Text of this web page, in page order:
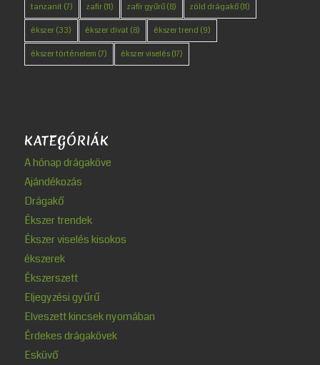
tanzanit (7) zafír(11) zafír gyűrű(8) zöld drágakő(11)
ékszer(33) ékszer divat (8) ékszer trend (9)
ékszer történelem (7) ékszer viselés(17)
KATEGÓRIÁK
A hónap drágaköve
Ajándékozás
Drágakő
Ékszer trendek
Ékszer viselés kisokos
ékszerek
Ékszerszett
Eljegyzési gyűrű
Elveszett kincsek nyomában
Érdekes drágakövek
Esküvő